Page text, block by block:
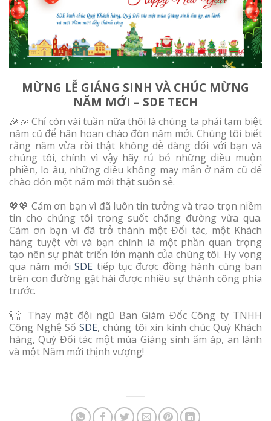
MỪNG LỄ GIÁNG SINH VÀ CHÚC MỪNG
NĂM MỚI – SDE TECH
️🎉️🎉 Chỉ còn vài tuần nữa thôi là chúng ta phải tạm biệt
năm cũ để hân hoan chào đón năm mới. Chúng tôi biết
rằng năm vừa rồi thật không dễ dàng đối với bạn và
chúng tôi, chính vì vậy hãy rủ bỏ những điều muộn
phiền, lo âu, những điều không may mắn ở năm cũ để
chào đón một năm mới thật suôn sẻ.
💖💖 Cám ơn bạn vì đã luôn tin tưởng và trao trọn niềm
tin cho chúng tôi trong suốt chặng đường vừa qua.
Cám ơn bạn vì đã trở thành một Đối tác, một Khách
hàng tuyệt vời và bạn chính là một phần quan trọng
tạo nên sự phát triển lớn mạnh của chúng tôi. Hy vọng
qua năm mớiSDE tiếp tục được đồng hành cùng bạn
trên con đường gặt hái được nhiều sự thành công phía
trước.
🍾🍾 Thay mặt đội ngũ Ban Giám Đốc Công ty TNHH
Công Nghệ SốSDE, chúng tôi xin kính chúc Quý Khách
hàng, Quý Đối tác một mùa Giáng sinh ấm áp, an lành
và một Năm mới thịnh vượng!